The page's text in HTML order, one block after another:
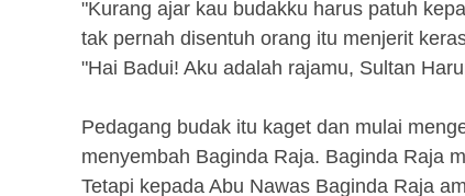
"Kurang ajar kau budakku harus patuh
tak pernah disentuh orang itu menjerit
"Hai Badui! Aku adalah rajamu, Sultan
Pedagang budak itu kaget dan mulai
menyembah Baginda Raja. Baginda Raja
Tetapi kepada Abu Nawas Baginda Raja